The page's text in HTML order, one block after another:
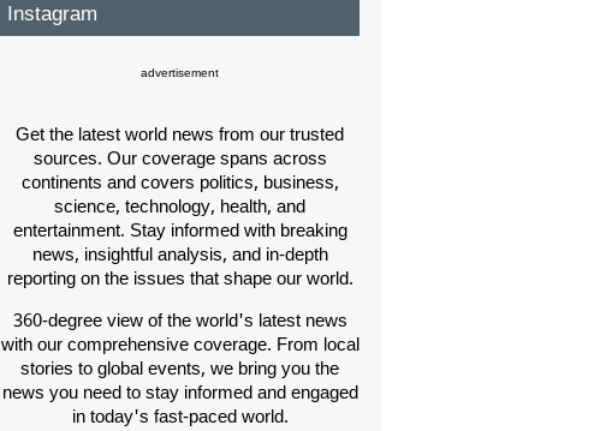
Instagram
advertisement
Get the latest world news from our trusted
sources. Our coverage spans across
continents and covers politics, business,
science, technology, health, and
entertainment. Stay informed with breaking
news, insightful analysis, and in-depth
reporting on the issues that shape our world.
360-degree view of the world's latest news
with our comprehensive coverage. From local
stories to global events, we bring you the
news you need to stay informed and engaged
in today's fast-paced world.